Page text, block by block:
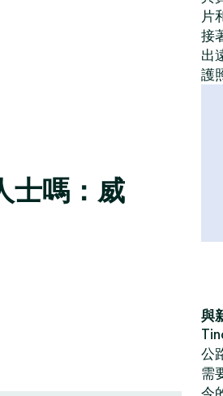
士嗎：威
片
接
出
護
與
公
需
今